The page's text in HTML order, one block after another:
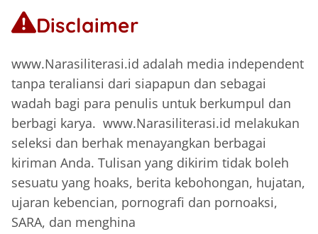
Disclaimer
www.Narasiliterasi.id adalah media independent
tanpa teraliansi dari siapapun dan sebagai
wadah bagi para penulis untuk berkumpul dan
berbagi karya. www.Narasiliterasi.id melakukan
seleksi dan berhak menayangkan berbagai
kiriman Anda. Tulisan yang dikirim tidak boleh
sesuatu yang hoaks, berita kebohongan, hujatan,
ujaran kebencian, pornografi dan pornoaksi,
SARA, dan menghina